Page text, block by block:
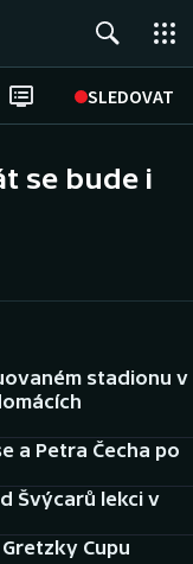
SLEDOVAT
se bude i
stadionu v
a Petra Čecha po
Švýcarů lekci v
Cupu